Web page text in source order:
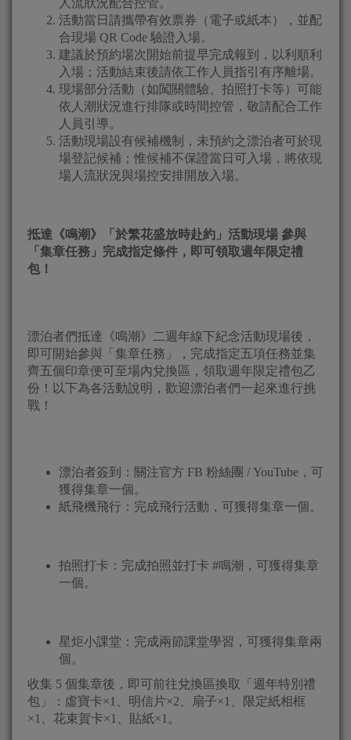
人流狀況配合控管。
活動當日請攜帶有效票券（電子或紙本），並配
合現場 QR Code 驗證入場。
建議於預約場次開始前提早完成報到，以利順利
入場；活動結束後請依工作人員指引有序離場。
現場部分活動（如闖關體驗、拍照打卡等）可能
依人潮狀況進行排隊或時間控管，敬請配合工作
人員引導。
活動現場設有候補機制，未預約之漂泊者可於現
場登記候補；惟候補不保證當日可入場，將依現
場人流狀況與場控安排開放入場。
抵達《鳴潮》「於繁花盛放時赴約」活動現場 參與
「集章任務」完成指定條件，即可領取週年限定禮
包！
漂泊者們抵達《鳴潮》二週年線下紀念活動現場後，
即可開始參與「集章任務」，完成指定五項任務並集
齊五個印章便可至場內兌換區，領取週年限定禮包乙
份！以下為各活動說明，歡迎漂泊者們一起來進行挑
戰！
漂泊者簽到：關注官方 FB 粉絲團 / YouTube，可
獲得集章一個。
紙飛機飛行：完成飛行活動，可獲得集章一個。
拍照打卡：完成拍照並打卡 #鳴潮，可獲得集章
一個。
星炬小課堂：完成兩節課堂學習，可獲得集章兩
個。
收集 5 個集章後，即可前往兌換區換取「週年特別禮
包」：虛寶卡×1、明信片×2、扇子×1、限定紙相框
×1、花束賀卡×1、貼紙×1。